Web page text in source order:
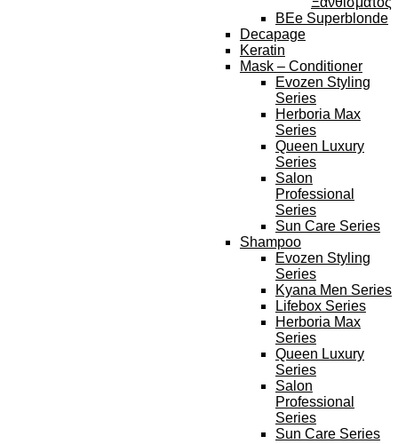
BEe Superblonde
Decapage
Keratin
Mask – Conditioner
Evozen Styling
Series
Herboria Max
Series
Queen Luxury
Series
Salon
Professional
Series
Sun Care Series
Shampoo
Evozen Styling
Series
Kyana Men Series
Lifebox Series
Herboria Max
Series
Queen Luxury
Series
Salon
Professional
Series
Sun Care Series